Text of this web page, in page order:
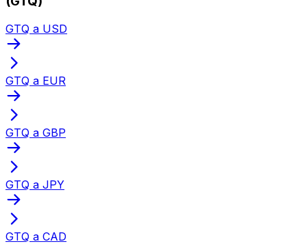
GTQ a USD
GTQ a EUR
GTQ a GBP
GTQ a JPY
GTQ a CAD